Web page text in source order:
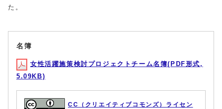
た。
名簿
女性活躍施策検討プロジェクトチーム名簿(PDF形式,
5.09KB)
CC（クリエイティブコモンズ）ライセン